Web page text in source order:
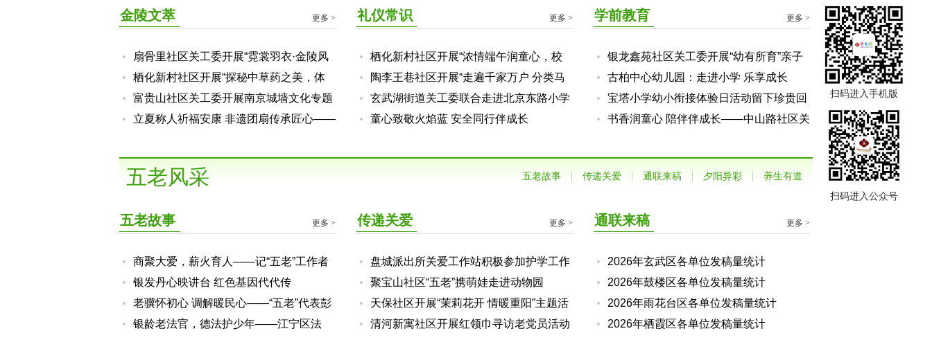
扫码进入手机版
扫码进入公众号
老少同台传红韵，薪火赓续筑新程——玄武区成功举办第三十届老少同台主题展演
爱我国防爱我军，红色薪火代代传——玄武湖街道关工委组织青少年参观爱国主义
不负时光“趣”研学 劳动砺心“悟”文化——北圩路社区关工委组织青少年开展农耕实
金陵文萃 更多 >
扇骨里社区关工委开展“霓裳羽衣·金陵风
雅”青少年研学活动
栖化新村社区开展“探秘中草药之美，体
验动手栽种之乐”活动
富贵山社区关工委开展南京城墙文化专题
讲座
立夏称人祈福安康 非遗团扇传承匠心——
礼仪常识 更多 >
栖化新村社区开展“浓情端午润童心，校
社携手传文脉”青少年文明礼仪教育
陶李王巷社区开展“走遍千家万户 分类马
上行动”青少年垃圾分类宣传活动
玄武湖街道关工委联合走进北京东路小学
阳光分校开展警察节主题活动
童心致敬火焰蓝 安全同行伴成长
学前教育 更多 >
银龙鑫苑社区关工委开展“幼有所育”亲子
课堂活动
古柏中心幼儿园：走进小学 乐享成长
宝塔小学幼小衔接体验日活动留下珍贵回
忆
书香润童心 陪伴伴成长——中山路社区关
五老风采 五老故事 传递关爱 通联来稿 夕阳异彩 养生有道
五老故事 更多 >
商聚大爱，薪火育人——记“五老”工作者
陈立秋
银发丹心映讲台 红色基因代代传
老骥怀初心 调解暖民心——“五老”代表彭
德华
银龄老法官，德法护少年——江宁区法
传递关爱 更多 >
盘城派出所关爱工作站积极参加护学工作
聚宝山社区“五老”携萌娃走进动物园
天保社区开展“茉莉花开 情暖重阳”主题活
动
清河新寓社区开展红领巾寻访老党员活动
通联来稿 更多 >
2026年玄武区各单位发稿量统计
2026年鼓楼区各单位发稿量统计
2026年雨花台区各单位发稿量统计
2026年栖霞区各单位发稿量统计